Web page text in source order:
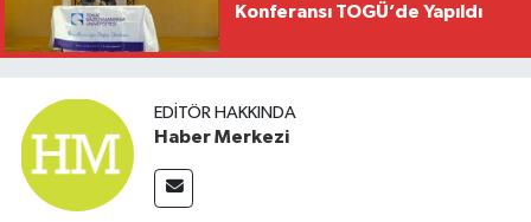
Konferansı TOGÜ’de Yapıldı
EDITÖR HAKKINDA
Haber Merkezi